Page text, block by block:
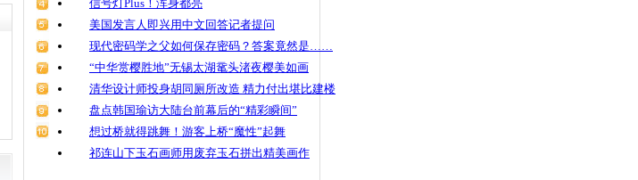
信号灯Plus！浑身都亮
美国发言人即兴用中文回答记者提问
现代密码学之父如何保存密码？答案竟然是……
“中华赏樱胜地”无锡太湖鼋头渚夜樱美如画
清华设计师投身胡同厕所改造 精力付出堪比建楼
盘点韩国瑜访大陆台前幕后的“精彩瞬间”
想过桥就得跳舞！游客上桥“魔性”起舞
祁连山下玉石画师用废弃玉石拼出精美画作